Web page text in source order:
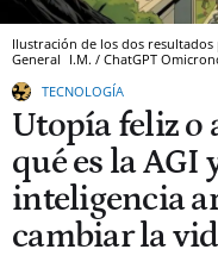
Ilustración de los dos
General I.M. / ChatGPT
TECNOLOGÍA
Utopía feliz o
qué es la AGI
inteligencia
cambiar la